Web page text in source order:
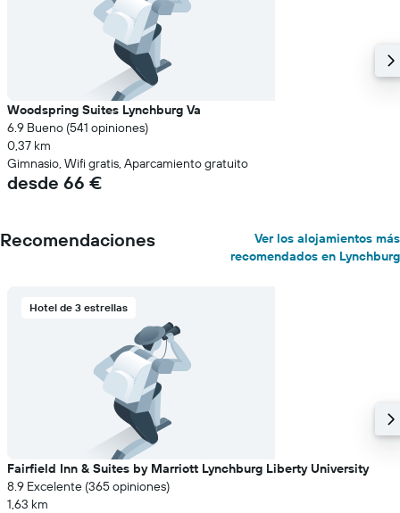
Woodspring Suites Lynchburg Va
6.9 Bueno (541 opiniones)
0,37 km
Gimnasio, Wifi gratis, Aparcamiento gratuito
desde 66 €
Recomendaciones
Ver los alojamientos más
recomendados en Lynchburg
Hotel de 3 estrellas
Fairfield Inn & Suites by Marriott Lynchburg Liberty University
8.9 Excelente (365 opiniones)
1,63 km